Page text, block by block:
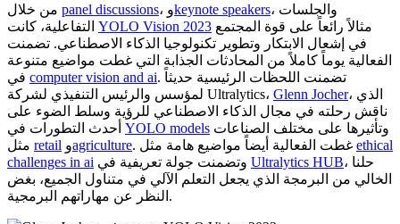
panel discussions ، وkeynote speakers، والجلسات
YOLO Vision 2023
في إشعال الابتكار وتطوير تكنولوجيا الذكاء الاصطناعي. تضمنت
الفعالية يوماً كاملاً من المحادثات الجذابة التي غطت مواضيع متنوعة
computer vision and ai. تضمنت اللحظات الرئيسية حديثاً
لمؤسس والرئيس التنفيذي لشركة Ultralytics، Glenn Jocher، الذي
ناقش رحلته في مجال الذكاء الاصطناعي للرؤية وسلط الضوء على
YOLO models
retail وagriculture
ethical
challenges in ai
Ultralytics HUB، حلنا
الخالي من البرمجة الذي يجعل التعلم الآلي في متناول الجميع، بغض
النظر عن مهاراتهم البرمجية.